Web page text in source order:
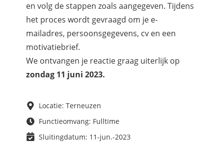
en volg de stappen zoals aangegeven. Tijdens
het proces wordt gevraagd om je e-
mailadres, persoonsgegevens, cv en een
motivatiebrief.
We ontvangen je reactie graag uiterlijk op
zondag 11 juni 2023.
Locatie: Terneuzen
Functieomvang: Fulltime
Sluitingdatum: 11-jun.-2023